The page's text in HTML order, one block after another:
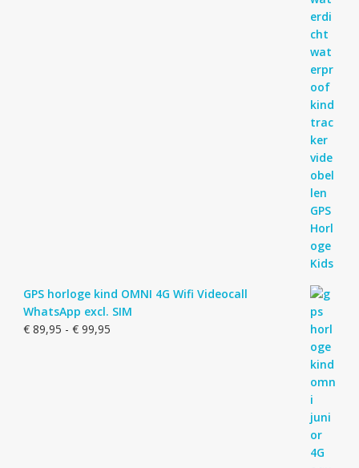
GPS horloge kind OMNI 4G Wifi Videocall
WhatsApp excl. SIM
€89,95 - €99,95Prijsklasse: